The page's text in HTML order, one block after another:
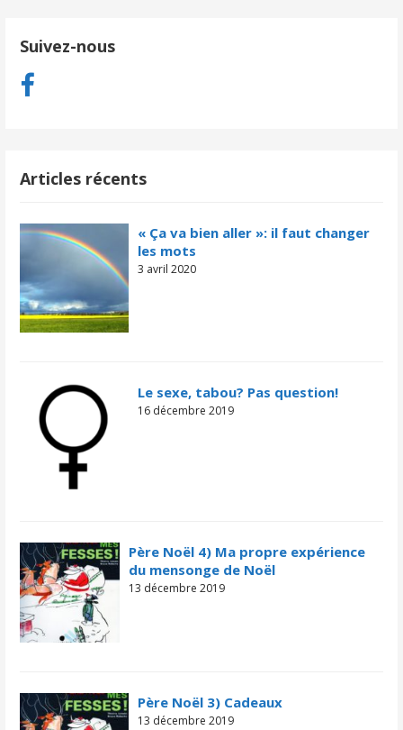
k
Suivez-nous
Articles récents
« Ça va bien aller »: il faut changer
les mots
3 avril 2020
Le sexe, tabou? Pas question!
16 décembre 2019
Père Noël 4) Ma propre expérience
du mensonge de Noël
13 décembre 2019
Père Noël 3) Cadeaux
13 décembre 2019